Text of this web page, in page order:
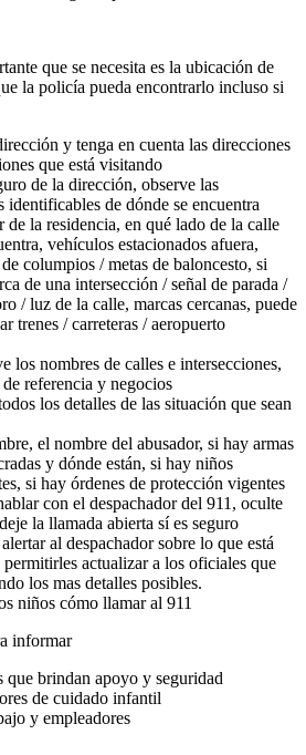
que se necesita es la ubicación de
la policía pueda encontrarlo incluso si
y tenga en cuenta las direcciones
que está visitando
de la dirección, observe las
identificables de dónde se encuentra
de la residencia, en qué lado de la calle
vehículos estacionados afuera,
columpios / metas de baloncesto, si
de una intersección / señal de parada /
/ luz de la calle, marcas cercanas, puede
trenes / carreteras / aeropuerto
los nombres de calles e intersecciones,
referencia y negocios
los detalles de las situación que sean
el nombre del abusador, si hay armas
y dónde están, si hay niños
si hay órdenes de protección vigentes
con el despachador del 911, oculte
la llamada abierta sí es seguro
al despachador sobre lo que está
actualizar a los oficiales que
los mas detalles posibles.
niños cómo llamar al 911
informar
que brindan apoyo y seguridad
de cuidado infantil
y empleadores